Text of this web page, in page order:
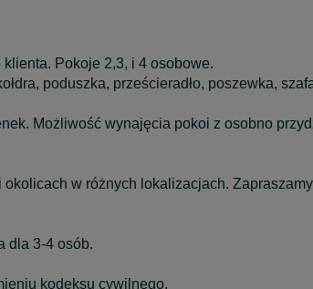
Pokoje 2,3, i 4 osobowe.
poduszka, prześcieradło, poszewka,
Możliwość wynajęcia pokoi z osobno
w różnych lokalizacjach.
dla 3-4 osób.
kodeksu cywilnego.